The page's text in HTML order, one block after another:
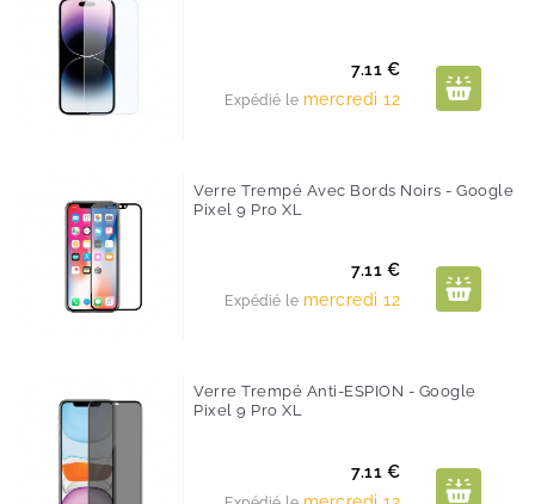
Prix
7.11 €
Expédié le mercredi 12
Verre Trempé Avec Bords Noirs - Google
Pixel 9 Pro XL
Prix
7.11 €
Expédié le mercredi 12
Verre Trempé Anti-ESPION - Google
Pixel 9 Pro XL
Prix
7.11 €